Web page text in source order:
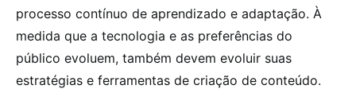
processo contínuo de aprendizado e adaptação. À
medida que a tecnologia e as preferências do
público evoluem, também devem evoluir suas
estratégias e ferramentas de criação de conteúdo.